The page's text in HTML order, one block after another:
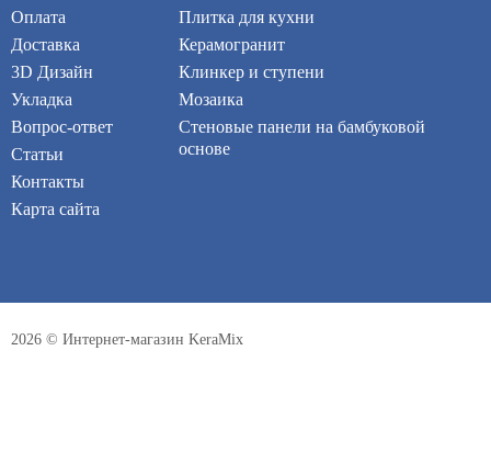
Оплата
Доставка
3D Дизайн
Укладка
Вопрос-ответ
Статьи
Контакты
Карта сайта
Плитка для кухни
Керамогранит
Клинкер и ступени
Мозаика
Стеновые панели на бамбуковой
основе
2026 © Интернет-магазин KeraMix